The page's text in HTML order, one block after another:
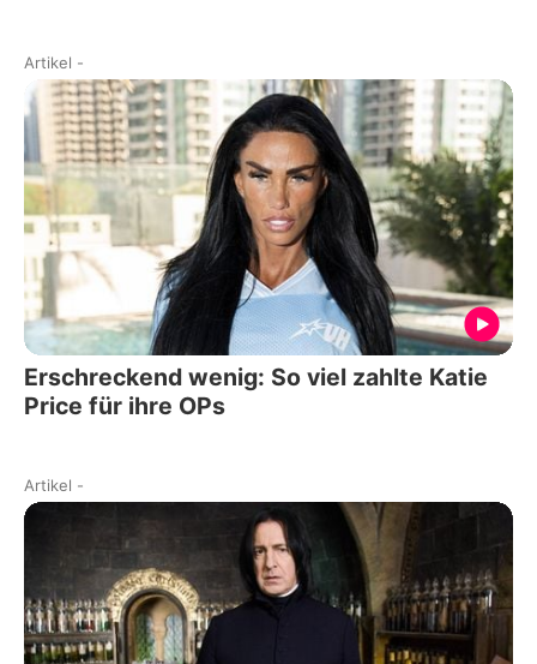
Artikel -
Erschreckend wenig: So viel zahlte Katie
Price für ihre OPs
Artikel -